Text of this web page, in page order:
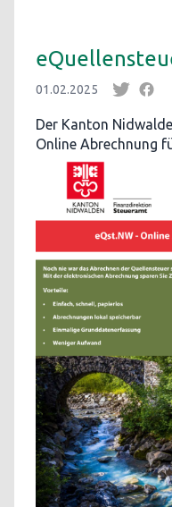
01.02.2025
Der Kanton
Online Abrechnung